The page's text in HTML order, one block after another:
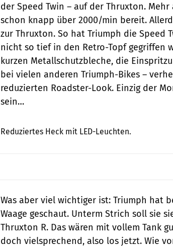
der Speed Twin – auf der Thruxton.
schon knapp über 2000/min bereit.
zur Thruxton. So hat Triumph die Speed
nicht so tief in den Retro-Topf gegriffen
kurzen Metallschutzbleche, die
bei vielen anderen Triumph-Bikes –
reduzierten Roadster-Look. Einzig der
sein…
Reduziertes Heck mit LED-Leuchten.
Was aber viel wichtiger ist: Triumph hat
Waage geschaut. Unterm Strich soll sie
Thruxton R. Das wären mit vollem Tank
doch vielsprechend, also los jetzt. Wie